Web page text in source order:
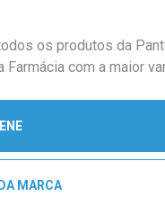
os produtos da
Farmácia com a maior
MARCA